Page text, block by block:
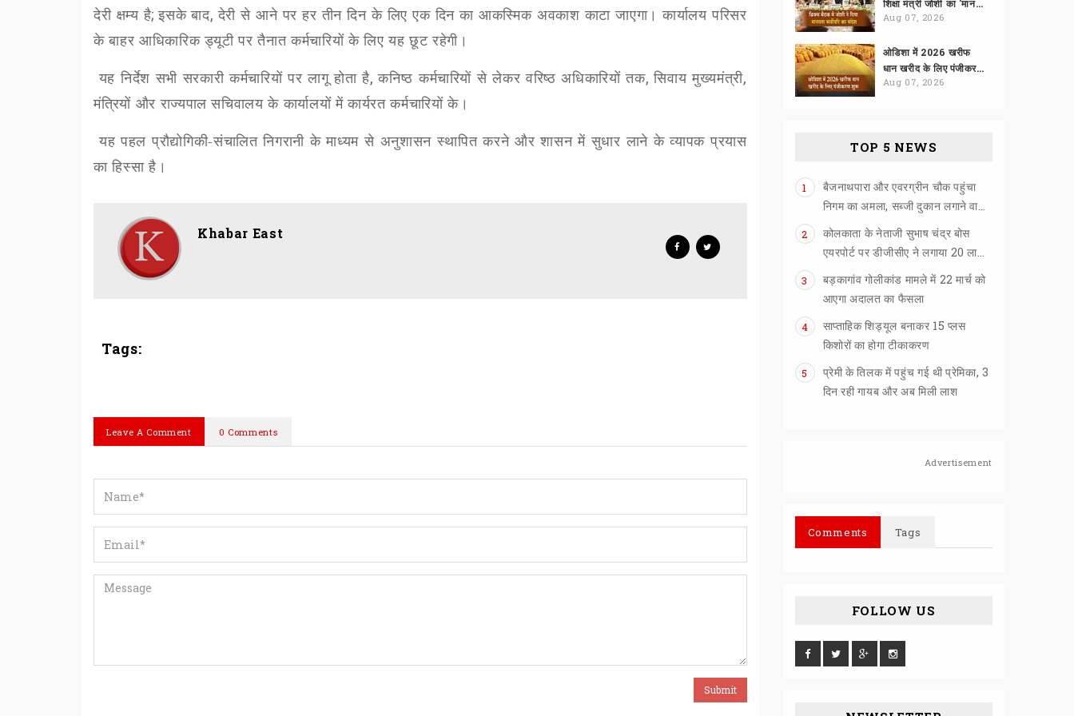
देरी क्षम्य है;इसके बाद,देरी से आने पर हर तीन दिन के लिए एक दिन का आकस्मिक अवकाश काटा जाएगा। कार्यालय परिसर
के बाहर आधिकारिक ड्यूटी पर तैनात कर्मचारियों के लिए यह छूट रहेगी।
यह निर्देश सभी सरकारी कर्मचारियों पर लागू होता है,कनिष्ठ कर्मचारियों से लेकर वरिष्ठ अधिकारियों तक,सिवाय मुख्यमंत्री,
मंत्रियों और राज्यपाल सचिवालय के कार्यालयों में कार्यरत कर्मचारियों के।
यह पहल प्रौद्योगिकी-संचालित निगरानी के माध्यम से अनुशासन स्थापित करने और शासन में सुधार लाने के व्यापक प्रयास
का हिस्सा है।
Khabar East
Tags:
Leave A Comment 0 Comments
शिक्षा मंत्री जोशी का 'मानवता सर्वोपरि' पर जोर
Aug 07, 2026
ओडिशा में 2026 खरीफ
धान खरीद के लिए पंजीकरण शुरू
Aug 07, 2026
TOP 5 NEWS
1
बैजनाथपारा और एवरग्रीन चौक पहुंचा
2
कोलकाता के नेताजी सुभाष चंद्र बोस
3
बड़कागांव गोलीकांड मामले में 22 मार्च को
आएगा अदालत का फैसला
4
साप्ताहिक शिड्यूल बनाकर 15 प्लस
किशोरों का होगा टीकाकरण
5
प्रेमी के तिलक में पहुंच गई थी प्रेमिका, 3
दिन रही गायब और अब मिली लाश
Advertisement
Comments Tags
FOLLOW US